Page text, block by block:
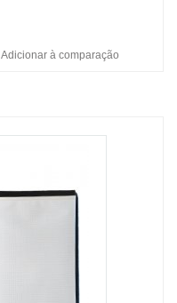
Adicionar à comparação